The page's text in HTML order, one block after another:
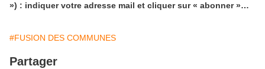
») : indiquer votre adresse mail et cliquer sur « abonner »…
#FUSION DES COMMUNES
Partager